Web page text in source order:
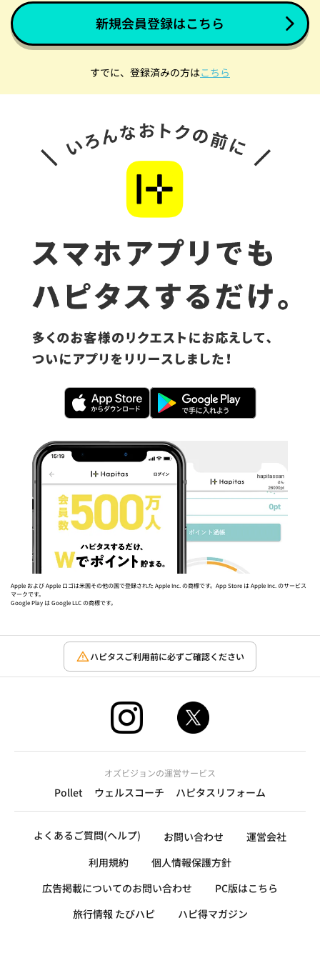
新規会員登録はこちら
すでに、登録済みの方はこちら
Apple および Apple ロゴは米国その他の国で登録された Apple Inc. の商標です。App Store は Apple Inc. のサービス
マークです。
Google Play は Google LLC の商標です。
ハピタスご利用前に必ずご確認ください
オズビジョンの運営サービス
Pollet ウェルスコーチ ハピタスリフォーム
よくあるご質問(ヘルプ) お問い合わせ
運営会社
利用規約
個人情報保護方針
広告掲載についてのお問い合わせ
PC版はこちら
旅行情報 たびハピ
ハピ得マガジン